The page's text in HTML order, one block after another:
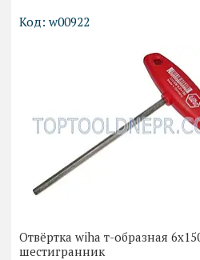
w00922
Отвёртка wiha т-образная
шестигранник